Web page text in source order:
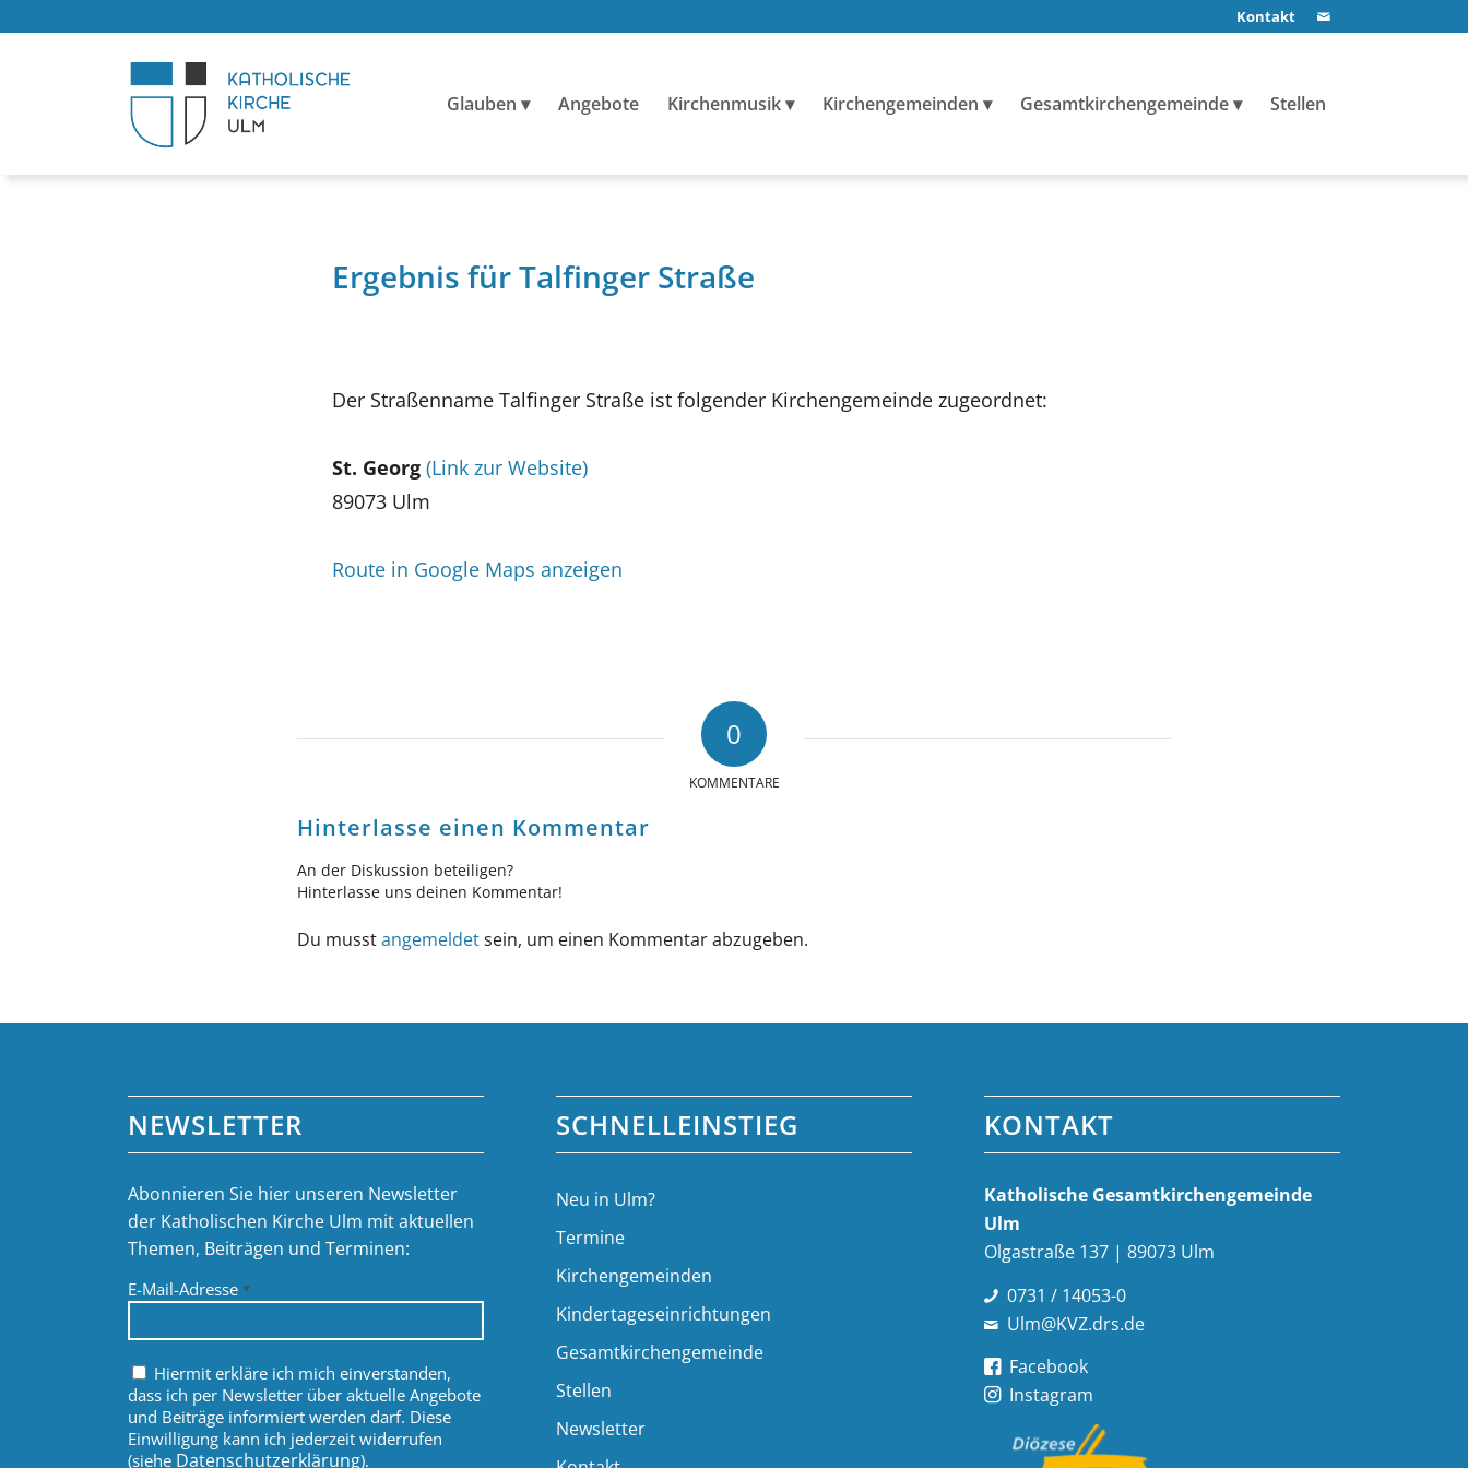
Kontakt
Glauben Angebote Kirchenmusik Kirchengemeinden Gesamtkirchengemeinde Stellen
Ergebnis für Talfinger Straße
Der Straßenname Talfinger Straße ist folgender Kirchengemeinde zugeordnet:
St. Georg (Link zur Website)
89073 Ulm
Route in Google Maps anzeigen
0
KOMMENTARE
Hinterlasse einen Kommentar
An der Diskussion beteiligen?
Hinterlasse uns deinen Kommentar!
Du musstangemeldetsein, um einen Kommentar abzugeben.
NEWSLETTER
Abonnieren Sie hier unseren Newsletter
der Katholischen Kirche Ulm mit aktuellen
Themen, Beiträgen und Terminen:
E-Mail-Adresse*
Hiermit erkläre ich mich einverstanden,
dass ich per Newsletter über aktuelle Angebote
und Beiträge informiert werden darf. Diese
Einwilligung kann ich jederzeit widerrufen
(siehe Datenschutzerklärung).
SCHNELLEINSTIEG
Neu in Ulm?
Termine
Kirchengemeinden
Kindertageseinrichtungen
Gesamtkirchengemeinde
Stellen
Newsletter
KONTAKT
Katholische Gesamt­kirchen­gemeinde
Ulm
Olgastraße 137 | 89073 Ulm
0731 / 14053-0
Ulm@KVZ.drs.de
Facebook
Instagram